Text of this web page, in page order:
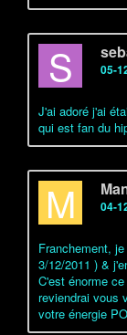
S 05-
J'ai adoré j'ai
qui est fan du
M 04-
Franchement,
3/12/2011 ) &
C'est énorme
reviendrai vous
votre énergie